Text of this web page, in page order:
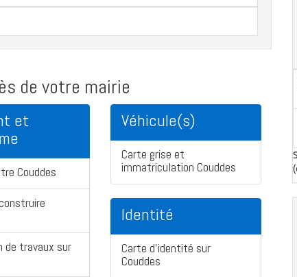
de votre mairie
et
Couddes
de travaux sur
Véhicule(s)
Carte grise et
immatriculation Couddes
Identité
Carte d'identité sur
Couddes